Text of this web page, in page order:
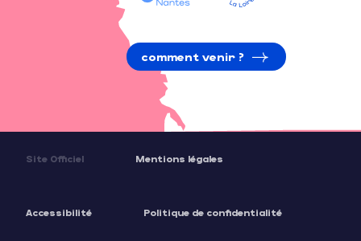
comment venir ?
Site Officiel Mentions légales
Accessibilité Politique de confidentialité